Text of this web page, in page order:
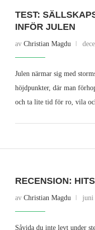
TEST:
INFÖR JULEN
av Christian Magdu
Julen närmar sig med
höjdpunkter, där man
och ta lite tid för ro, vila
RECENSION:
av Christian Magdu juni
Såvida du inte levt under